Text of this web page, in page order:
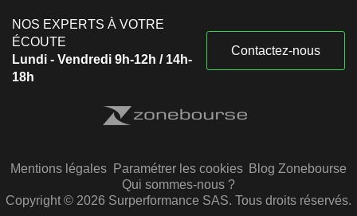
NOS EXPERTS À VOTRE
ÉCOUTE
Lundi - Vendredi 9h-12h / 14h-
18h
Contactez-nous
Mentions légales Paramétrer les cookies Blog Zonebourse
Qui sommes-nous ?
Copyright © 2026 Surperformance SAS. Tous droits réservés.